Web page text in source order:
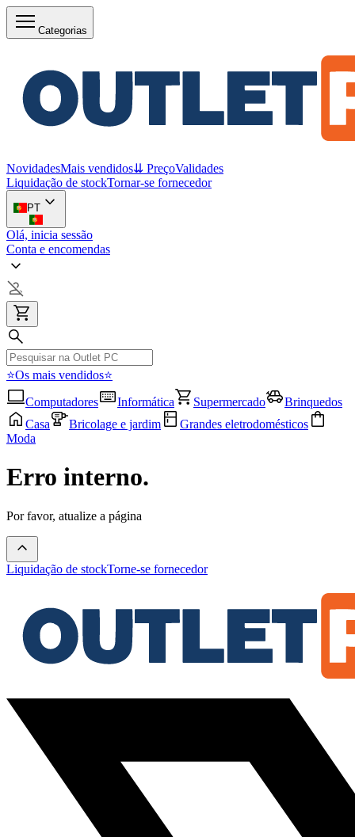
Categorias
NovidadesMais vendidos⇊ PreçoValidades
Liquidação de stockTornar-se fornecedor
PT
Olá, inicia sessão
Conta e encomendas
⭐Os mais vendidos⭐
Computadores
Informática Supermercado
Brinquedos
Casa
Bricolage e jardim
Grandes eletrodomésticos
Moda
Erro interno.
Por favor, atualize a página
Liquidação de stockTorne-se fornecedor